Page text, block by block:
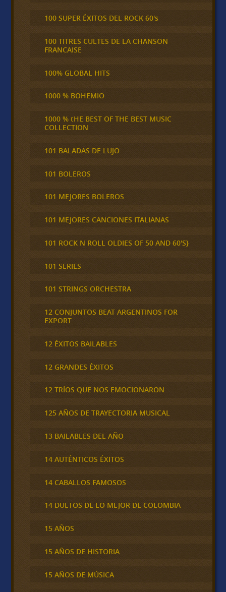
100 SUPER ÉXITOS DEL ROCK 60's
100 TITRES CULTES DE LA CHANSON
FRANCAISE
100% GLOBAL HITS
1000 % BOHEMIO
1000 % tHE BEST OF THE BEST MUSIC
COLLECTION
101 BALADAS DE LUJO
101 BOLEROS
101 MEJORES BOLEROS
101 MEJORES CANCIONES ITALIANAS
101 ROCK N ROLL OLDIES OF 50 AND 60'S}
101 SERIES
101 STRINGS ORCHESTRA
12 CONJUNTOS BEAT ARGENTINOS FOR
EXPORT
12 ÉXITOS BAILABLES
12 GRANDES ÉXITOS
12 TRÍOS QUE NOS EMOCIONARON
125 AÑOS DE TRAYECTORIA MUSICAL
13 BAILABLES DEL AÑO
14 AUTÉNTICOS ÉXITOS
14 CABALLOS FAMOSOS
14 DUETOS DE LO MEJOR DE COLOMBIA
15 AÑOS
15 AÑOS DE HISTORIA
15 AÑOS DE MÚSICA